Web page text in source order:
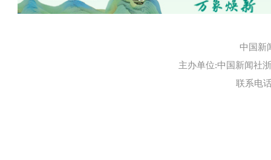
中国新
主办单位:中国新闻社
联系电